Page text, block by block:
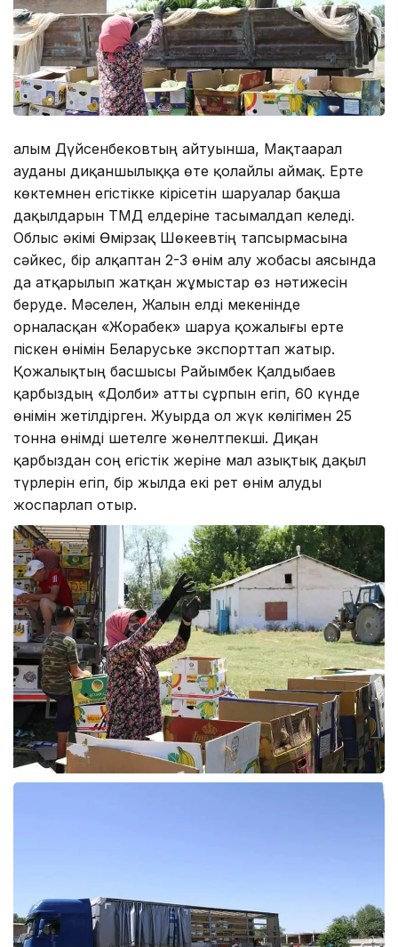
Ғалым Дүйсенбековтың айтуынша, Мақтаарал
ауданы диқаншылыққа өте қолайлы аймақ. Ерте
көктемнен егістікке кірісетін шаруалар бақша
дақылдарын ТМД елдеріне тасымалдап келеді.
Облыс әкімі Өмірзақ Шөкеевтің тапсырмасына
сәйкес, бір алқаптан 2-3 өнім алу жобасы аясында
да атқарылып жатқан жұмыстар өз нәтижесін
беруде. Мәселен, Жалын елді мекенінде
орналасқан «Жорабек» шаруа қожалығы ерте
піскен өнімін Беларуське экспорттап жатыр.
Қожалықтың басшысы Райымбек Қалдыбаев
қарбыздың «Долби» атты сұрпын егіп, 60 күнде
өнімін жетілдірген. Жуырда ол жүк көлігімен 25
тонна өнімді шетелге жөнелтпекші. Диқан
қарбыздан соң егістік жеріне мал азықтық дақыл
түрлерін егіп, бір жылда екі рет өнім алуды
жоспарлап отыр.